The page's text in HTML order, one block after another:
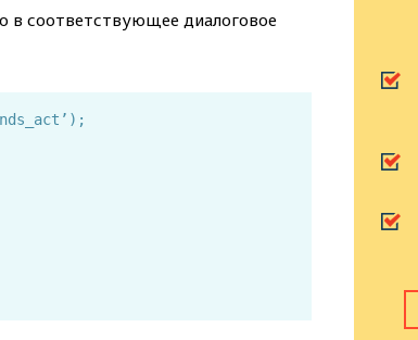
в соответствующее диалоговое